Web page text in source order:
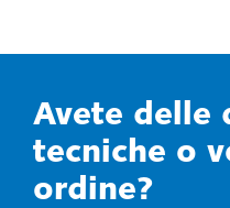
Avete delle
tecniche o
ordine?